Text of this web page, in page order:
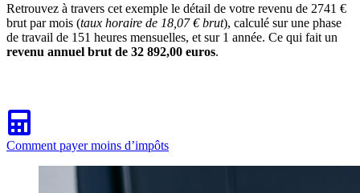
Retrouvez à travers cet exemple le détail de votre revenu de 2741 €
brut par mois (taux horaire de 18,07 € brut), calculé sur une phase
de travail de 151 heures mensuelles, et sur 1 année. Ce qui fait un
revenu annuel brut de 32 892,00 euros.
Comment payer moins d’impôts